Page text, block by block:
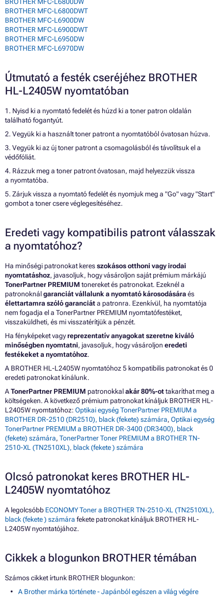
BROTHER MFC-L6800DWT
BROTHER MFC-L6900DW
BROTHER MFC-L6900DWT
BROTHER MFC-L6950DW
BROTHER MFC-L6970DW
Útmutató a festék cseréjéhez BROTHER
HL-L2405W nyomtatóban
1. Nyisd ki a nyomtató fedelét és húzd ki a toner patron oldalán
található fogantyút.
2. Vegyük ki a használt toner patront a nyomtatóból óvatosan húzva.
3. Vegyük ki az új toner patront a csomagolásból és távolítsuk el a
védőfóliát.
4. Rázzuk meg a toner patront óvatosan, majd helyezzük vissza
a nyomtatóba.
5. Zárjuk vissza a nyomtató fedelét és nyomjuk meg a "Go" vagy "Start"
gombot a toner csere véglegesítéséhez.
Eredeti vagy kompatibilis patront válasszak
a nyomtatóhoz?
Ha minőségi patronokat keresszokásos otthoni vagy irodai
nyomtatáshoz, javasoljuk, hogy vásároljon saját prémium márkájú
TonerPartner PREMIUM tonereket és patronokat. Ezeknél a
patronoknálgaranciát vállalunk a nyomtató károsodásáraés
élettartamra szóló garanciáta patronra. Ezenkívül, ha nyomtatója
nem fogadja el a TonerPartner PREMIUM nyomtatófestéket,
visszaküldheti, és mi visszatérítjük a pénzét.
Ha fényképeket vagyreprezentatív anyagokat szeretne kiváló
minőségben nyomtatni, javasoljuk, hogy vásároljon eredeti
festékeket a nyomtatóhoz.
A BROTHER HL-L2405W nyomtatóhoz 5 kompatibilis patronokat és 0
eredeti patronokat kínálunk.
ATonerPartner PREMIUM patronokkalakár 80%-ottakaríthat meg a
költségeken. A következő prémium patronokat kínáljuk BROTHER HL-
L2405W nyomtatóhoz: Optikai egység TonerPartner PREMIUM a
BROTHER DR-2510 (DR2510), black (fekete) számára, Optikai egység
TonerPartner PREMIUM a BROTHER DR-3400 (DR3400), black
(fekete) számára, TonerPartner Toner PREMIUM a BROTHER TN-
2510-XL (TN2510XL), black (fekete ) számára
Olcsó patronokat keres BROTHER HL-
L2405W nyomtatóhoz
A legolcsóbb ECONOMY Toner a BROTHER TN-2510-XL (TN2510XL),
black (fekete ) számára fekete patronokat kínáljuk BROTHER HL-
L2405W nyomtatójához.
Cikkek a blogunkon BROTHER témában
Számos cikket írtunk BROTHER blogunkon:
A Brother márka története - Japánból egészen a világ végére